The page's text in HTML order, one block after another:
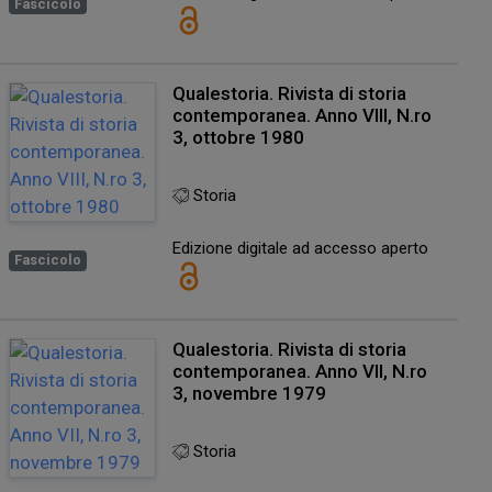
Fascicolo
Fascicolo
Qualestoria. Rivista di storia
contemporanea. Anno VIII, N.ro
3, ottobre 1980
Storia
Edizione digitale ad accesso aperto
Qualestoria. Rivista di storia
contemporanea. Anno VII, N.ro
3, novembre 1979
Storia